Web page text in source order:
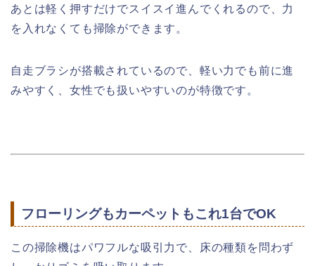
あとは軽く押すだけでスイスイ進んでくれるので、力
を入れなくても掃除ができます。
自走ブラシが搭載されているので、軽い力でも前に進
みやすく、女性でも扱いやすいのが特徴です。
フローリングもカーペットもこれ1台でOK
この掃除機はパワフルな吸引力で、床の種類を問わず